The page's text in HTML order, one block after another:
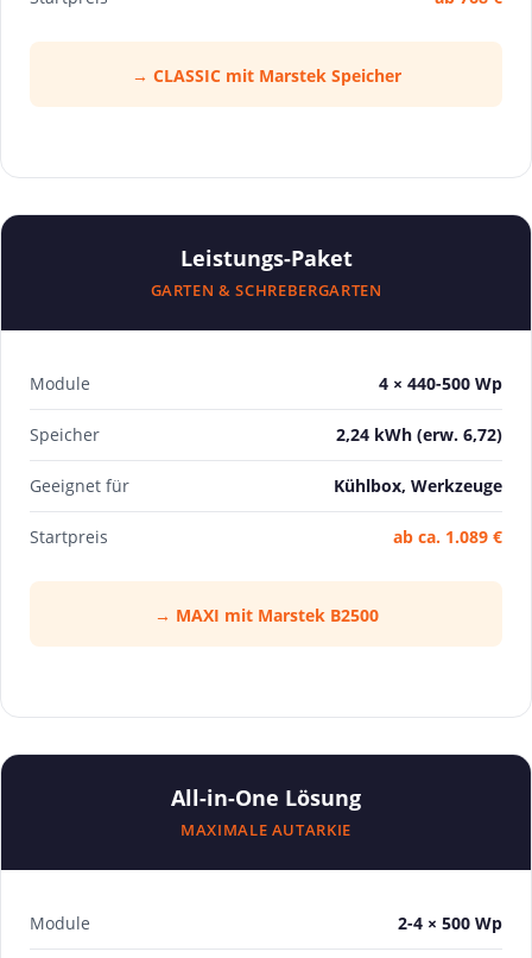
→ CLASSIC mit Marstek Speicher
Leistungs-Paket
GARTEN & SCHREBERGARTEN
Module 4 × 440-500 Wp
Speicher 2,24 kWh (erw. 6,72)
Geeignet für Kühlbox, Werkzeuge
Startpreis ab ca. 1.089 €
→ MAXI mit Marstek B2500
All-in-One Lösung
MAXIMALE AUTARKIE
Module 2-4 × 500 Wp